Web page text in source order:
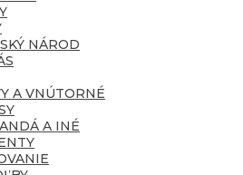
NÁROD
A VNÚTORNÉ
A INÉ